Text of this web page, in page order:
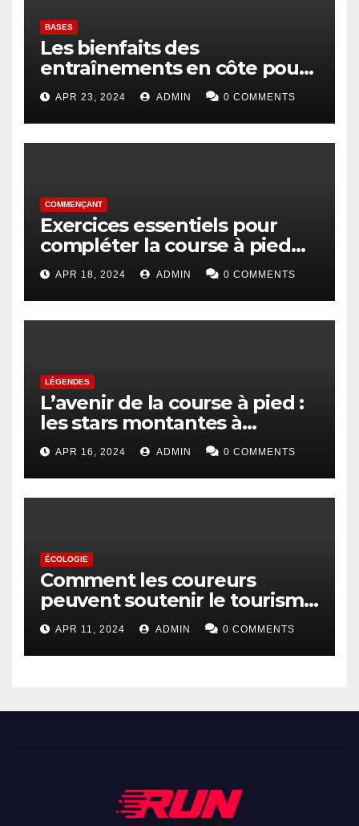
BASES
Les bienfaits des
entraînements en côte pour
les coureurs
APR 23, 2024 ADMIN 0 COMMENTS
COMMENÇANT
Exercices essentiels pour
compléter la course à pied
pour les débutants
APR 18, 2024 ADMIN 0 COMMENTS
LÉGENDES
L’avenir de la course à pied :
les stars montantes à
surveiller
APR 16, 2024 ADMIN 0 COMMENTS
ÉCOLOGIE
Comment les coureurs
peuvent soutenir le tourisme
durable
APR 11, 2024 ADMIN 0 COMMENTS